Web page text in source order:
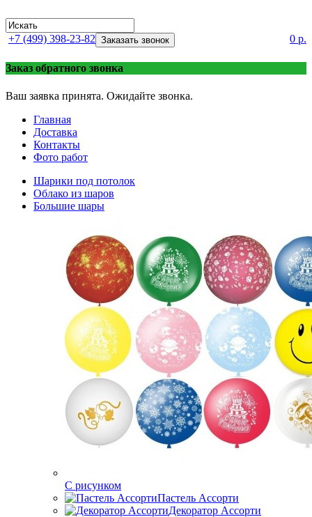
0 р.
+7 (499) 398-23-82 Заказать звонок
Заказ обратного звонка
Ваш заявка принята. Ожидайте звонка.
Главная
Доставка
Контакты
Фото работ
Шарики под потолок
Облако из шаров
Большие шары
C рисунком
Пастель Ассорти
Декоратор Ассорти